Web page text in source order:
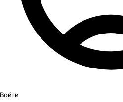
Войти